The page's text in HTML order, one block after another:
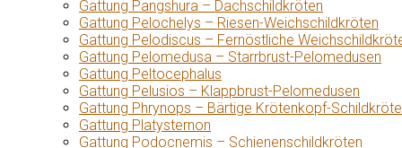
Gattung Pangshura – Dachschildkröten
Gattung Pelochelys – Riesen-Weichschildkröten
Gattung Pelodiscus – Fernöstliche
Gattung Pelomedusa – Starrbrust-Pelomedusen
Gattung Peltocephalus
Gattung Pelusios – Klappbrust-Pelomedusen
Gattung Phrynops – Bärtige Krötenkopf-
Gattung Platysternon
Gattung Podocnemis – Schienenschildkröten